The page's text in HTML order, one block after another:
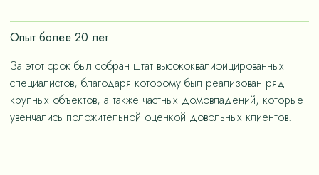
Опыт более 20 лет
За этот срок был собран штат высококвалифицированных
специалистов, благодаря которому был реализован ряд
крупных объектов, а также частных домовладений, которые
увенчались положительной оценкой довольных клиентов.